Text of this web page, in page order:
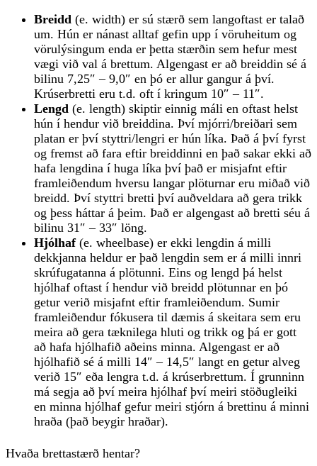
Breidd (e. width) er sú stærð sem langoftast er talað
um. Hún er nánast alltaf gefin upp í vöruheitum og
vörulýsingum enda er þetta stærðin sem hefur mest
vægi við val á brettum. Algengast er að breiddin sé á
bilinu 7,25″ – 9,0″ en þó er allur gangur á því.
Krúserbretti eru t.d. oft í kringum 10″ – 11″.
Lengd (e. length) skiptir einnig máli en oftast helst
hún í hendur við breiddina. Því mjórri/breiðari sem
platan er því styttri/lengri er hún líka. Það á því fyrst
og fremst að fara eftir breiddinni en það sakar ekki að
hafa lengdina í huga líka því það er misjafnt eftir
framleiðendum hversu langar plöturnar eru miðað við
breidd. Því styttri bretti því auðveldara að gera trikk
og þess háttar á þeim. Það er algengast að bretti séu á
bilinu 31″ – 33″ löng.
Hjólhaf(e. wheelbase) er ekki lengdin á milli
dekkjanna heldur er það lengdin sem er á milli innri
skrúfugatanna á plötunni. Eins og lengd þá helst
hjólhaf oftast í hendur við breidd plötunnar en þó
getur verið misjafnt eftir framleiðendum. Sumir
framleiðendur fókusera til dæmis á skeitara sem eru
meira að gera tæknilega hluti og trikk og þá er gott
að hafa hjólhafið aðeins minna. Algengast er að
hjólhafið sé á milli 14″ – 14,5″ langt en getur alveg
verið 15″ eða lengra t.d. á krúserbrettum. Í grunninn
má segja að því meira hjólhaf því meiri stöðugleiki
en minna hjólhaf gefur meiri stjórn á brettinu á minni
hraða (það beygir hraðar).
Hvaða brettastærð hentar?